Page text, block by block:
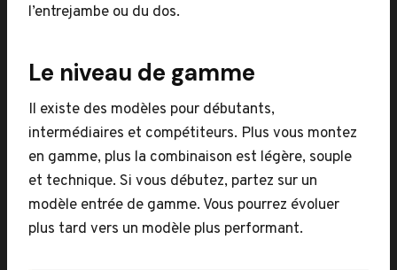
l’entrejambe ou du dos.
Le niveau de gamme
Il existe des modèles pour débutants,
intermédiaires et compétiteurs. Plus vous montez
en gamme, plus la combinaison est légère, souple
et technique. Si vous débutez, partez sur un
modèle entrée de gamme. Vous pourrez évoluer
plus tard vers un modèle plus performant.